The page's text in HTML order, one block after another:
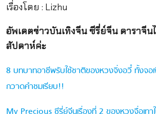
เรื่องโดย : Lizhu
อัพเดตข่าวบันเทิงจีน ซีรี่ย์จีน ดาราจี
สัปดาห์ค่ะ
8 บทบาทอาชีพรับใช้ชาติของหวงจิ่งอวี๋ ทั้งจอเ
กวาดคำชมเรียบ!!